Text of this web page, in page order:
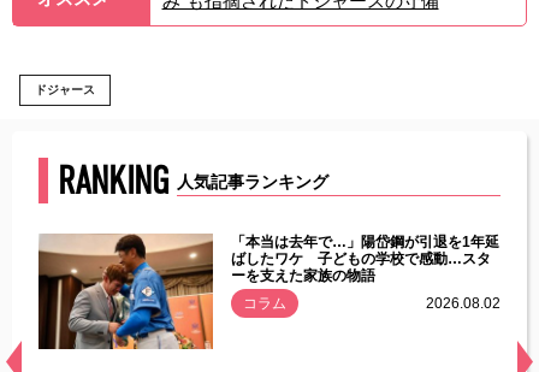
ドジャース
RANKING 人気記事ランキング
「本当は去年で…」陽岱鋼が引退を1年延
ばしたワケ 子どもの学校で感動…スタ
ーを支えた家族の物語
コラム
2026.08.02